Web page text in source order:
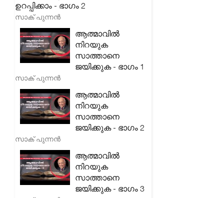
ഉറപ്പിക്കാം - ഭാഗം 2
സാക് പുന്നൻ
ആത്മാവിൽ
നിറയുക
സാത്താനെ
ജയിക്കുക - ഭാഗം 1
സാക് പുന്നൻ
ആത്മാവിൽ
നിറയുക
സാത്താനെ
ജയിക്കുക - ഭാഗം 2
സാക് പുന്നൻ
ആത്മാവിൽ
നിറയുക
സാത്താനെ
ജയിക്കുക - ഭാഗം 3